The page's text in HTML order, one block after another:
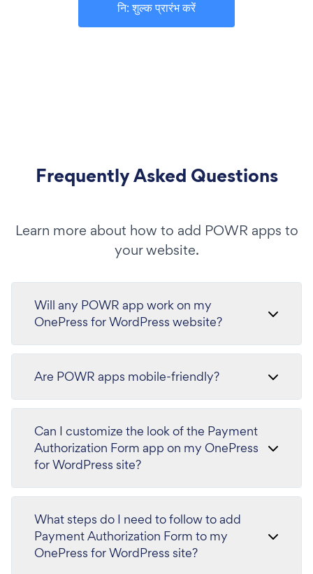
नि: शुल्क प्रारंभ करें
Frequently Asked Questions
Learn more about how to add POWR apps to
your website.
Will any POWR app work on my
OnePress for WordPress website?
Are POWR apps mobile-friendly?
Can I customize the look of the Payment
Authorization Form app on my OnePress
for WordPress site?
What steps do I need to follow to add
Payment Authorization Form to my
OnePress for WordPress site?